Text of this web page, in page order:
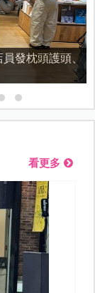
發枕頭護頭、
看更多